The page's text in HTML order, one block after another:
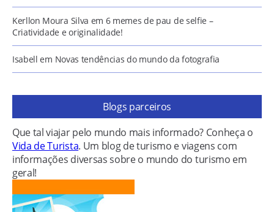
Kerllon Moura Silva em 6 memes de pau de selfie –
Criatividade e originalidade!
Isabell em Novas tendências do mundo da fotografia
Blogs parceiros
Que tal viajar pelo mundo mais informado? Conheça o
Vida de Turista. Um blog de turismo e viagens com
informações diversas sobre o mundo do turismo em
geral!